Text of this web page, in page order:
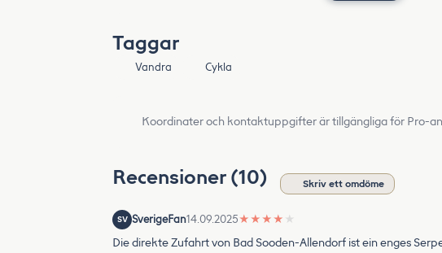
Taggar
Vandra Cykla
Koordinater och kontaktuppgifter är tillgängliga för Pro-
Recensioner (10) Skriv ett omdöme
SV SverigeFan14.09.2025★ ★ ★ ★ ★
Die direkte Zufahrt von Bad Sooden-Allendorf ist ein enges